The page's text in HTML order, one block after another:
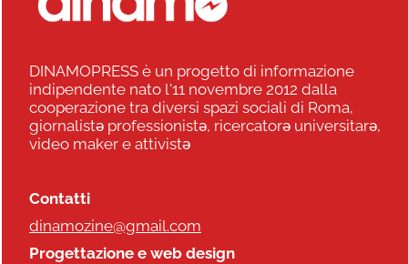
DINAMOPRESS è un progetto di informazione
indipendente nato l'11 novembre 2012 dalla
cooperazione tra diversi spazi sociali di Roma,
giornalistə professionistə, ricercatorə universitarə,
video maker e attivistə
Contatti
dinamozine@gmail.com
Progettazione e web design